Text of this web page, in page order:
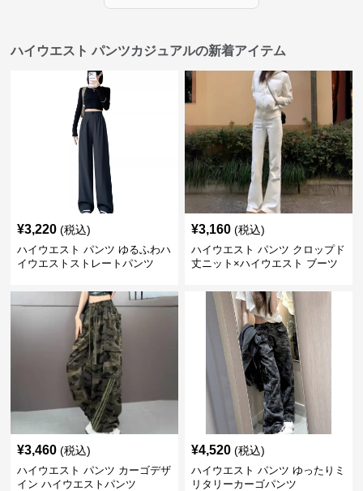
ハイウエスト パンツカジュアルの新着アイテム
¥3,220 (税込)
ハイウエスト パンツ ゆるふわハ
イウエストストレートパンツ
¥3,160 (税込)
ハイウエスト パンツ クロップド
丈ニット×ハイウエスト ブーツ
¥3,460 (税込)
ハイウエスト パンツ カーゴデザ
イン ハイウエストパンツ
¥4,520 (税込)
ハイウエスト パンツ ゆったりミ
リタリーカーゴパンツ